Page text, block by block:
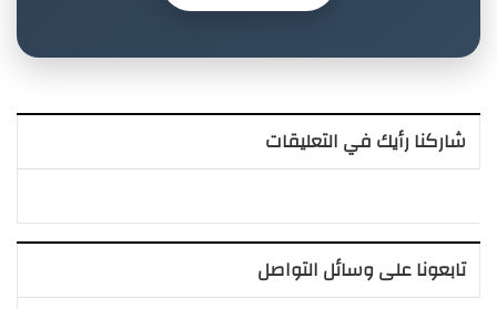
شاركنا رأيك في التعليقات
تابعونا على وسائل التواصل